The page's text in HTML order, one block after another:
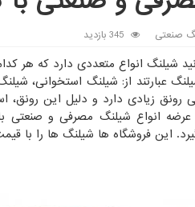
صنعتی 345 بازدید
شیلنگ انواع متعددی دارد که هر
عبارتند از: شیلنگ استخوانی،
رونق زیادی دارد و دلیل این
انواع شیلنگ مصرفی و صنعتی
این فروشگاه ها شیلنگ ها را با